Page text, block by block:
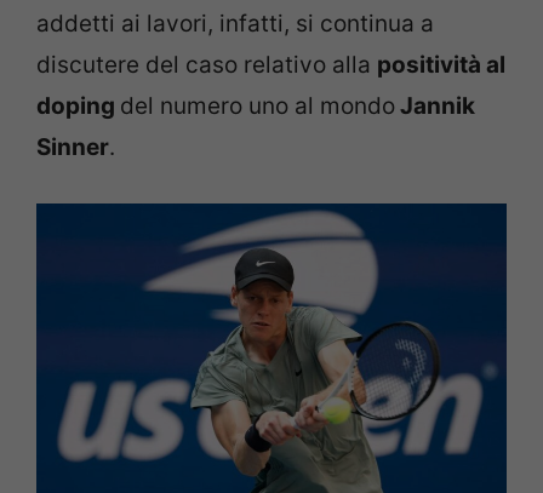
addetti ai lavori, infatti, si continua a
discutere del caso relativo alla positività al
doping del numero uno al mondoJannik
Sinner.